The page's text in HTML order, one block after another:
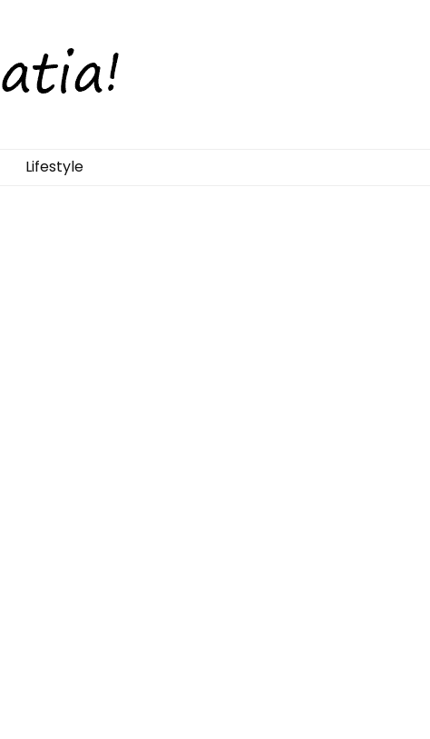
Lifestyle